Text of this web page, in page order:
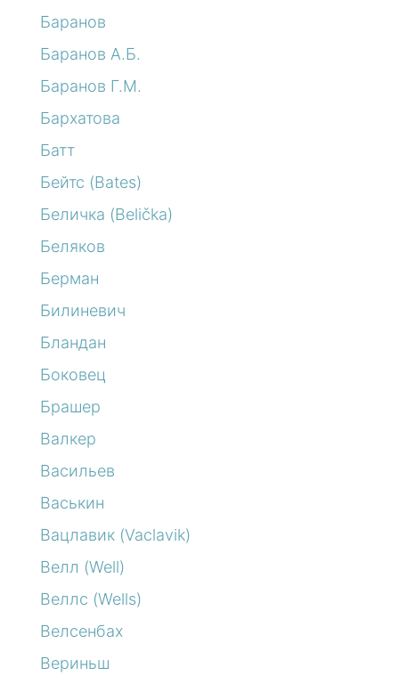
Баранов
Баранов А.Б.
Баранов Г.М.
Бархатова
Батт
Бейтс (Bates)
Беличка (Belička)
Беляков
Берман
Билиневич
Бландан
Боковец
Брашер
Валкер
Васильев
Васькин
Вацлавик (Vaclavik)
Велл (Well)
Веллс (Wells)
Велсенбах
Вериньш